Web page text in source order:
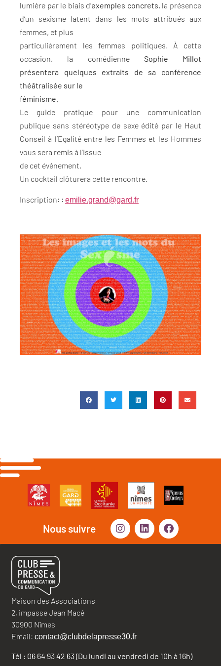
lumière par le biais d’exemples concrets, la présence
d’un sexisme latent dans les mots attribués aux
femmes, et plus
particulièrement les femmes politiques. À cette
occasion, la comédienne Sophie Millot
présentera quelques extraits de sa conférence
théâtralisée sur le
féminisme.
Le guide pratique pour une communication
publique sans stéréotype de sexe édité par le Haut
Conseil à l’Egalité entre les Femmes et les Hommes
vous sera remis à l’issue
de cet événement.
Un cocktail clôturera cette rencontre.
Inscription: : emilie.grand@gard.fr
Nous suivre
Maison des Associations
2, impasse Jean Macé
30900 Nîmes
Email: contact@clubdelapresse30.fr
Tél : 06 64 93 42 63 (Du lundi au vendredi de 10h à 16h)